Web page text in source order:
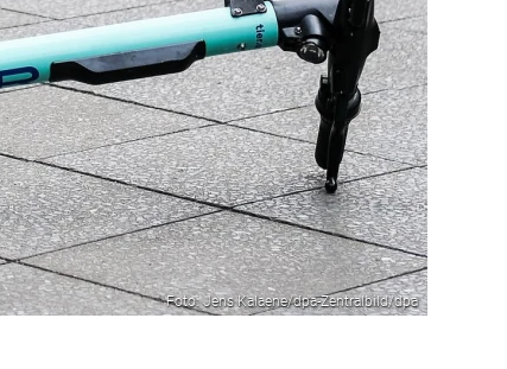
Foto: Jens Kalaene/dpa-Zentralbild/dpa